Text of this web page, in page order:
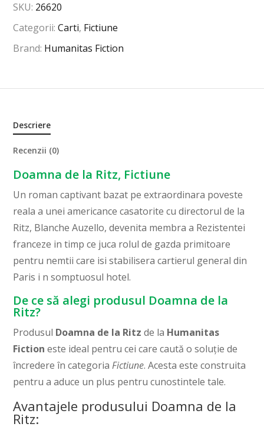
SKU: 26620
Categorii:Carti, Fictiune
Brand: Humanitas Fiction
Descriere
Recenzii (0)
Doamna de la Ritz, Fictiune
Un roman captivant bazat pe extraordinara poveste
reala a unei americance casatorite cu directorul de la
Ritz, Blanche Auzello, devenita membra a Rezistentei
franceze in timp ce juca rolul de gazda primitoare
pentru nemtii care isi stabilisera cartierul general din
Paris i n somptuosul hotel.
De ce să alegi produsul Doamna de la
Ritz?
Produsul Doamna de la Ritz de la Humanitas
Fiction este ideal pentru cei care caută o soluție de
încredere în categoriaFictiune. Acesta este construita
pentru a aduce un plus pentru cunostintele tale.
Avantajele produsului Doamna de la
Ritz: